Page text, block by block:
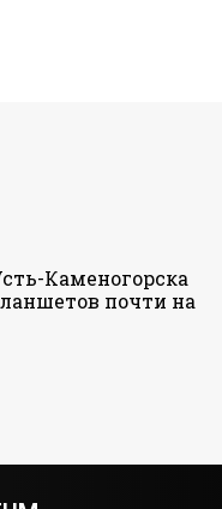
Каменогорска
почти на